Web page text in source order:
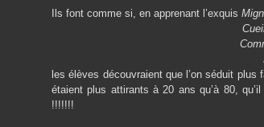
Ils font comme si, en apprenant l’exquis
les élèves découvraient que l’on séduit
étaient plus attirants à 20 ans qu’à 80,
!!!!!!!